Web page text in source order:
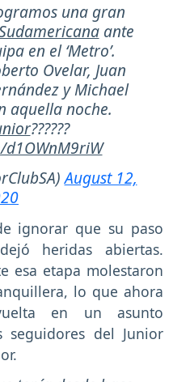
una gran
ante
en el ‘Metro’.
Ovelar, Juan
y Michael
aquella noche.
??????
August 12,
ignorar que su paso
dejó heridas abiertas.
esa etapa molestaron
lo que ahora
en un asunto
del Junior